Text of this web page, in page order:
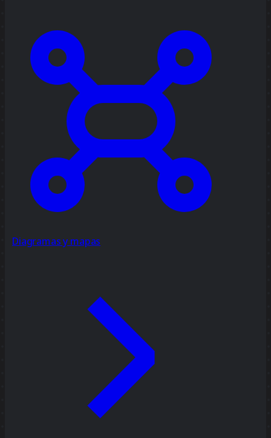
Diagramas y mapas